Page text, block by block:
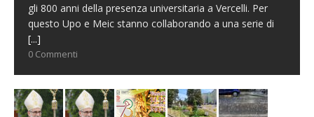
gli 800 anni della presenza universitaria a Vercelli. Per
questo Upo e Meic stanno collaborando a una serie di
[...]
0 Commenti